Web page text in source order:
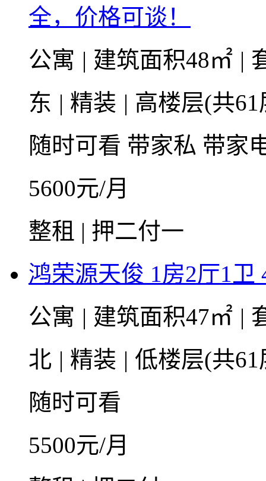
全，价格可谈！
公寓 | 建筑面积48㎡ |
东 | 精装 | 高楼层(共
随时可看 带家私 带家
5600元/月
整租 | 押二付一
鸿荣源天俊 1房2厅1卫
公寓 | 建筑面积47㎡ |
北 | 精装 | 低楼层(共
随时可看
5500元/月